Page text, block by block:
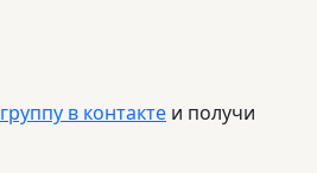
группу в контакте и получи